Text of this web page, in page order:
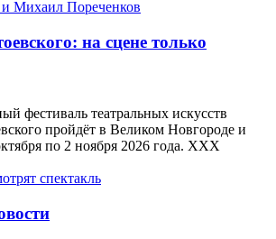
на сцене только
фестиваль театральных искусств
пройдёт в Великом Новгороде и
по 2 ноября 2026 года. XXX